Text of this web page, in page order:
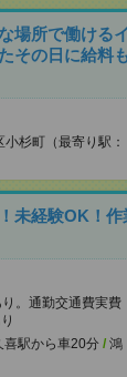
場所で働ける
その日に給料
杉町（最寄り駅：
未経験OK！
。通勤交通費実費
喜駅から車20分 / 鴻